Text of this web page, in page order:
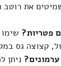
את רוטב
פטריות?
קצוצה גס